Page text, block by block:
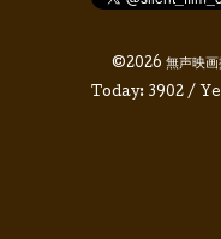
©2026 無声映
Today: 3902/